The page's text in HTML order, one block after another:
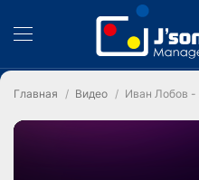
Главная Видео Иван Лобов -